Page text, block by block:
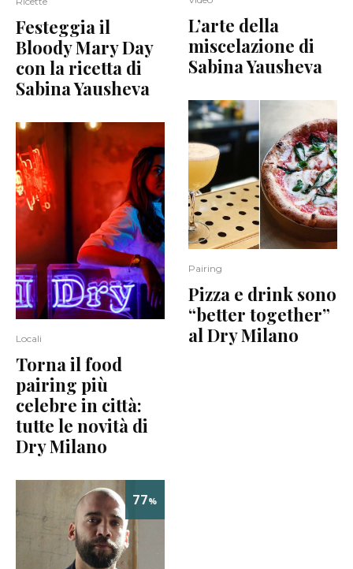
Festeggia il
Bloody Mary Day
con la ricetta di
Sabina Yausheva
Locali
Torna il food
pairing più
celebre in città:
tutte le novità di
Dry Milano
77%
L’arte della
miscelazione di
Sabina Yausheva
Pairing
Pizza e drink sono
“better together”
al Dry Milano